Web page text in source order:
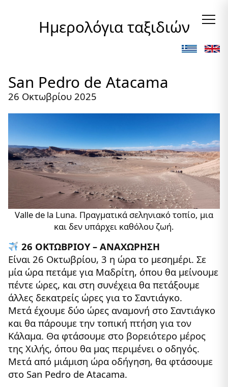
Ημερολόγια ταξιδιών
San Pedro de Atacama
26 Οκτωβρίου 2025
Valle de la Luna. Πραγματικά σεληνιακό τοπίο, μια
και δεν υπάρχει καθόλου ζωή.
26 ΟΚΤΩΒΡΙΟΥ – ΑΝΑΧΩΡΗΣΗ
Είναι 26 Οκτωβρίου, 3 η ώρα το μεσημέρι. Σε
μία ώρα πετάμε για Μαδρίτη, όπου θα μείνουμε
πέντε ώρες, και στη συνέχεια θα πετάξουμε
άλλες δεκατρείς ώρες για το Σαντιάγκο.
Μετά έχουμε δύο ώρες αναμονή στο Σαντιάγκο
και θα πάρουμε την τοπική πτήση για τον
Κάλαμα. Θα φτάσουμε στο βορειότερο μέρος
της Χιλής, όπου θα μας περιμένει ο οδηγός.
Μετά από μιάμιση ώρα οδήγηση, θα φτάσουμε
στο San Pedro de Atacama.